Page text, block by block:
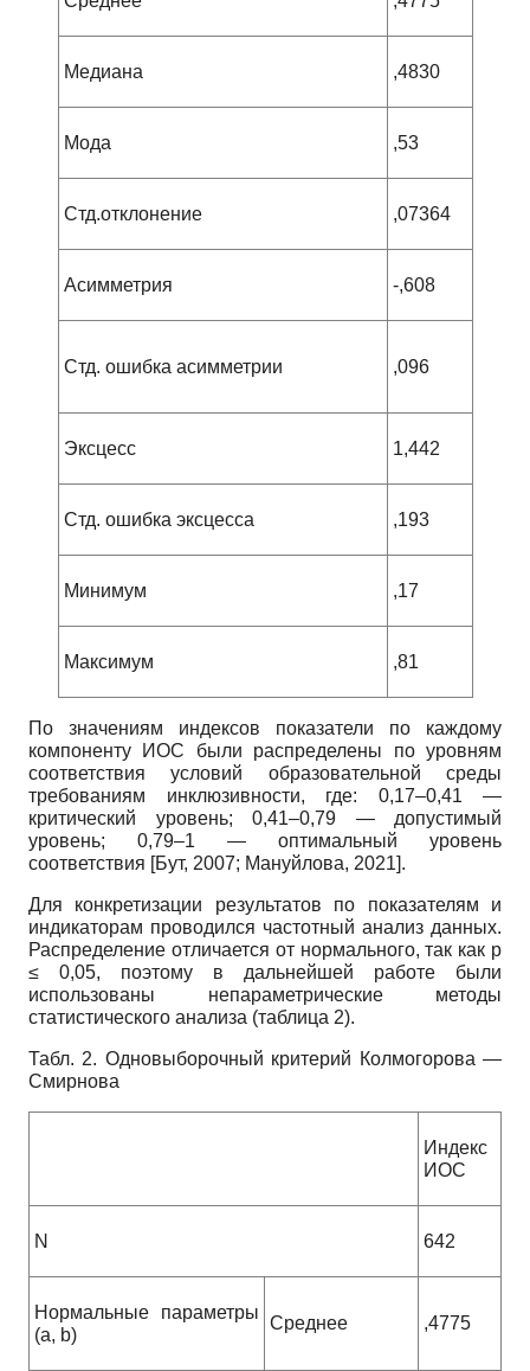
Медиана ,4830
Мода ,53
Стд.отклонение ,07364
Асимметрия -,608
Стд. ошибка асимметрии ,096
Эксцесс 1,442
Стд. ошибка эксцесса ,193
Минимум ,17
Максимум ,81
По значениям индексов показатели по каждому
компоненту ИОС были распределены по уровням
соответствия условий образовательной среды
требованиям инклюзивности, где: 0,17–0,41 —
критический уровень; 0,41–0,79 — допустимый
уровень; 0,79–1 — оптимальный уровень
соответствия [Бут, 2007; Мануйлова, 2021].
Для конкретизации результатов по показателям и
индикаторам проводился частотный анализ данных.
Распределение отличается от нормального, так как р
≤ 0,05, поэтому в дальнейшей работе были
использованы непараметрические методы
статистического анализа (таблица 2).
Табл. 2. Одновыборочный критерий Колмогорова —
Смирнова
Индекс
ИОС
N 642
Нормальные параметры
(a, b)
Среднее ,4775